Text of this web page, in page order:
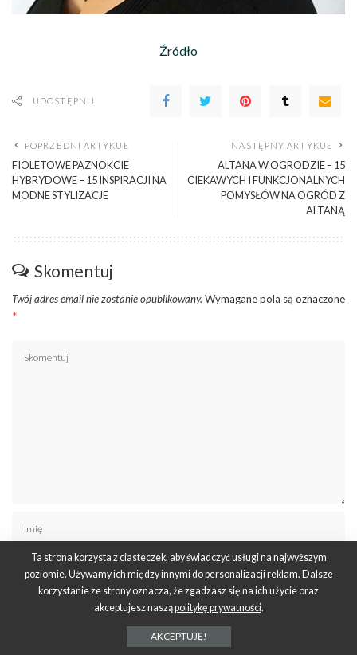
Źródło
UDOSTĘPNIJ
POPRZEDNI ARTYKUŁ
FIOLETOWE PAZNOKCIE
HYBRYDOWE – 15 INSPIRACJI NA
MODNE STYLIZACJE
NASTĘPNY ARTYKUŁ
ALTANA W OGRODZIE – 15
CIEKAWYCH I FUNKCJONALNYCH
POMYSŁÓW NA OGRÓD Z
ALTANĄ
Skomentuj
Twój adres email nie zostanie opublikowany. Wymagane pola są oznaczone
*
Zapamiętaj moje dane w tej przeglądarce podczas pisania kolejnych
Ta strona korzysta z ciasteczek, aby świadczyć usługi na najwyższym
poziomie. Używamy ich między innymi do personalizacji reklam. Dalsze
korzystanie ze strony oznacza, że zgadzasz się na ich użycie oraz
akceptujesz nasząpolitykę prywatności.
AKCEPTUJĘ!